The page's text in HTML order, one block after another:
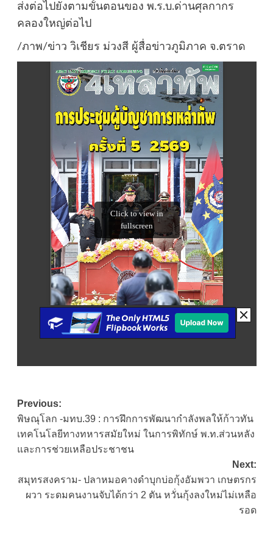
ส่งต่อไปยังตามขั้นตอนของ พ.ร.บ.ด่านศุลกากร
คลองใหญ่ต่อไป
/ภาพ/ข่าว วิเชียร ม่วงสี ผู้สื่อข่าวภูมิภาค จ.ตราด
Post
navigation
Previous:
พิษณุโลก -มทบ.39 : การฝึกการพัฒนากำลังพลให้ก้าวทัน
เทคโนโลยีทางทหารสมัยใหม่ ในการพิทักษ์ พ.ท.ส่วนหลัง
และการช่วยเหลือประชาชน
Next:
สมุทรสงคราม- ปลาหมอคางดำบุกบ่อกุ้งอัมพวา เกษตรกร
ผวา ระดมคนงานจับได้กว่า 2 ตัน หวั่นกุ้งลงใหม่ไม่เหลือ
รอด